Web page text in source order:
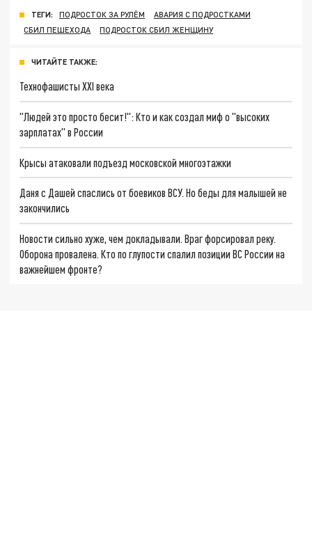
ТЕГИ: ПОДРОСТОК ЗА РУЛЁМ
АВАРИЯ С ПОДРОСТКАМИ
СБИЛ ПЕШЕХОДА
ПОДРОСТОК СБИЛ ЖЕНЩИНУ
ЧИТАЙТЕ ТАКЖЕ:
Технофашисты XXI века
"Людей это просто бесит!": Кто и как создал миф о "высоких
зарплатах" в России
Крысы атаковали подъезд московской многоэтажки
Даня с Дашей спаслись от боевиков ВСУ. Но беды для малышей не
закончились
Новости сильно хуже, чем докладывали. Враг форсировал реку.
Оборона провалена. Кто по глупости спалил позиции ВС России на
важнейшем фронте?